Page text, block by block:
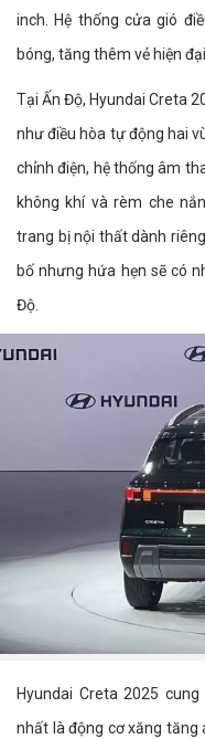
inch. Hệ thống cửa gió
bóng, tăng thêm vẻ hiện
Tại Ấn Độ, Hyundai Creta
như điều hòa tự động hai
chỉnh điện, hệ thống âm
không khí và rèm che
trang bị nội thất dành
bố nhưng hứa hẹn sẽ có
Độ.
Hyundai Creta 2025
nhất là động cơ xăng tăng